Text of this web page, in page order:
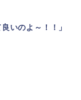
いのよ～！！」